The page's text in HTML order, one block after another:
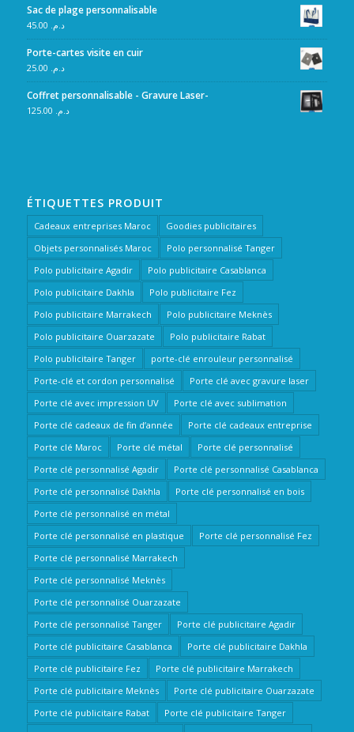
Sac de plage personnalisable
د.م.
Porte-cartes visite en cuir
د.م.
Coffret personnalisable - Gravure Laser-
د.م.
ÉTIQUETTES PRODUIT
Cadeaux entreprises Maroc
Goodies publicitaires
Objets personnalisés Maroc
Polo personnalisé Tanger
Polo publicitaire Agadir
Polo publicitaire Casablanca
Polo publicitaire Dakhla
Polo publicitaire Fez
Polo publicitaire Marrakech
Polo publicitaire Meknès
Polo publicitaire Ouarzazate
Polo publicitaire Rabat
Polo publicitaire Tanger
porte-clé enrouleur personnalisé
Porte-clé et cordon personnalisé
Porte clé avec gravure laser
Porte clé avec impression UV
Porte clé avec sublimation
Porte clé cadeaux de fin d’année
Porte clé cadeaux entreprise
Porte clé Maroc
Porte clé métal
Porte clé personnalisé
Porte clé personnalisé Agadir
Porte clé personnalisé Casablanca
Porte clé personnalisé Dakhla
Porte clé personnalisé en bois
Porte clé personnalisé en métal
Porte clé personnalisé en plastique
Porte clé personnalisé Fez
Porte clé personnalisé Marrakech
Porte clé personnalisé Meknès
Porte clé personnalisé Ouarzazate
Porte clé personnalisé Tanger
Porte clé publicitaire Agadir
Porte clé publicitaire Casablanca
Porte clé publicitaire Dakhla
Porte clé publicitaire Fez
Porte clé publicitaire Marrakech
Porte clé publicitaire Meknès
Porte clé publicitaire Ouarzazate
Porte clé publicitaire Rabat
Porte clé publicitaire Tanger